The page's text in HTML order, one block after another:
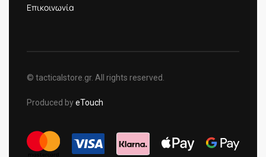
Επικοινωνία
© tacticalstore.gr. All rights reserved.
Produced byeTouch